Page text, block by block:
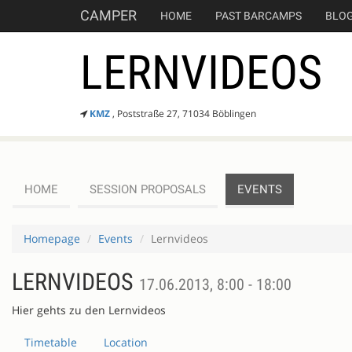
CAMPER HOME PAST BARCAMPS
LERNVIDEOS
KMZ, Poststraße 27, 71034 Böblingen
HOME SESSION PROPOSALS EVENTS
Homepage Events Lernvideos
LERNVIDEOS 17.06.2013, 8:00 - 18:00
Hier gehts zu den Lernvideos
Timetable Location